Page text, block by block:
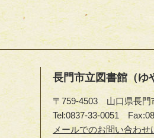
長門市立図書館（ゆ
〒759-4503 山口県長門
Tel:0837-33-0051
長
メールでのお問い合わせ